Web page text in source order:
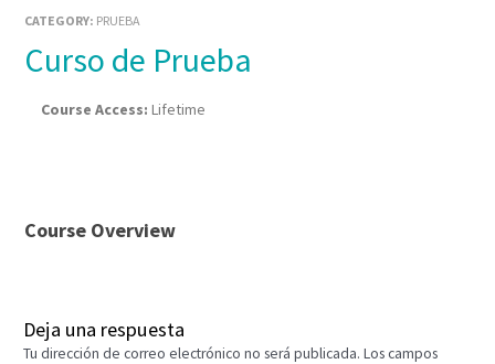
CATEGORY: PRUEBA
Curso de Prueba
Course Access:Lifetime
Course Overview
Deja una respuesta
Tu dirección de correo electrónico no será publicada. Los campos